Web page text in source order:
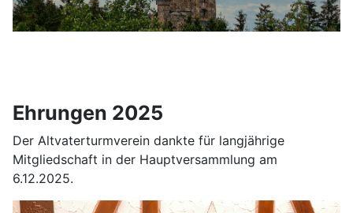
Ehrungen 2025
Der Altvaterturmverein dankte für langjährige
Mitgliedschaft in der Hauptversammlung am
6.12.2025.